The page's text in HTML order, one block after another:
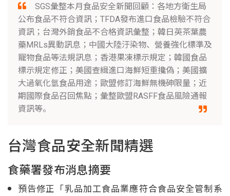
SGS彙整本月食品安全新聞回顧：各地方衛生局
公布食品不符合資訊；TFDA發布進口食品檢驗不符合
資訊；台灣外銷食品不合格資訊彙整；韓日英茶葉農
藥MRLs異動訊息；中國大陸汙染物、營養強化標準及
寵物食品等法規訊息；香港果凍標示規定；韓國食品
標示規定修正；美國查緝進口海鮮短重攙偽；美國擴
大過氧化氫食品用途；歐盟修訂海鮮無機砷限量；近
期國際食品召回焦點；彙整歐盟RASFF食品風險通報
資訊等。
台灣食品安全新聞精選
食藥署發布消息摘要
預告修正「乳品加工食品業應符合食品安全管制系